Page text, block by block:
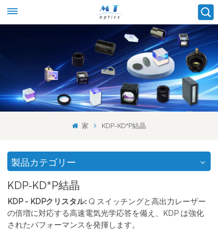
家 KDP-KD*P結晶
製品カテゴリー
KDP-KD*P結晶
KDP - KDPクリスタル: Q スイッチングと高出力レーザー
の倍増に対応する高速電気光学応答を備え、KDP は強化
されたパフォーマンスを発揮します。